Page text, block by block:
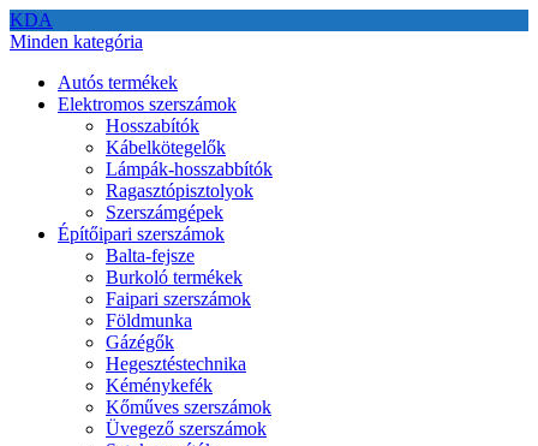
KDA
Minden kategória
Autós termékek
Elektromos szerszámok
Hosszabítók
Kábelkötegelők
Lámpák-hosszabbítók
Ragasztópisztolyok
Szerszámgépek
Építőipari szerszámok
Balta-fejsze
Burkoló termékek
Faipari szerszámok
Földmunka
Gázégők
Hegesztéstechnika
Kéménykefék
Kőműves szerszámok
Üvegező szerszámok